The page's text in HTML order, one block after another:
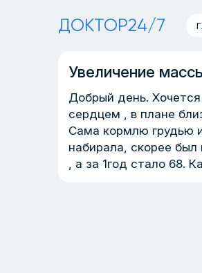
ДОКТОР24/7
Увеличение
Добрый день.
сердцем , в плане
Сама кормлю грудью
набирала, скорее
, а за 1год стало 68.